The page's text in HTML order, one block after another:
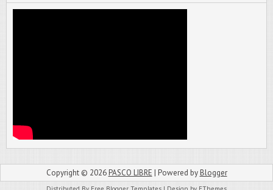
Copyright © 2026 PASCO LIBRE | Powered by Blogger